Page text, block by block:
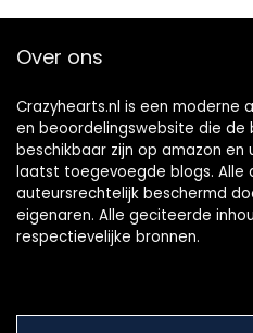
Over ons
Crazyhearts.nl is een moderne
en beoordelingswebsite die
beschikbaar zijn op amazon
laatst toegevoegde blogs. Alle
auteursrechtelijk beschermd
eigenaren. Alle geciteerde
respectievelijke bronnen.